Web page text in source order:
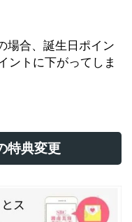
場合、誕生日ポイン
トに下がってしま
特典変更